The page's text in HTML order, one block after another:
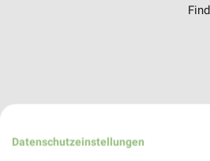
Datenschutzeinstellungen